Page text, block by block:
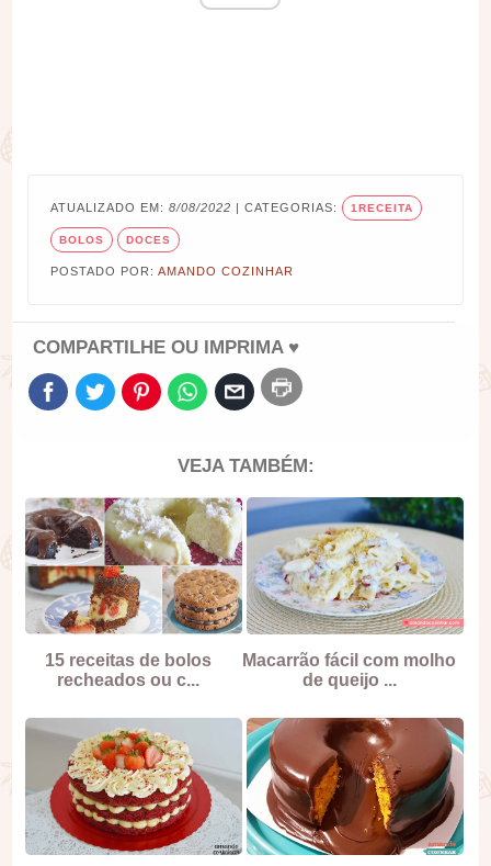
ATUALIZADO EM:8/08/2022 | CATEGORIAS: 1RECEITA
BOLOS DOCES
POSTADO POR:AMANDO COZINHAR
COMPARTILHE OU IMPRIMA ♥
VEJA TAMBÉM:
15 receitas de bolos
recheados ou c...
Macarrão fácil com molho
de queijo ...